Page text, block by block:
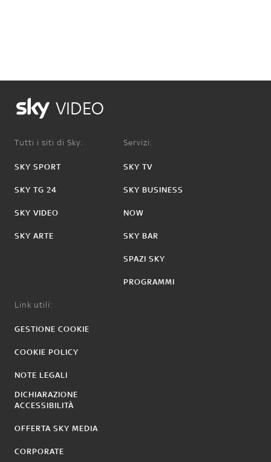
VIDEO
Tutti i siti di Sky:
SKY SPORT
SKY TG 24
SKY VIDEO
SKY ARTE
Servizi:
SKY TV
SKY BUSINESS
NOW
SKY BAR
SPAZI SKY
PROGRAMMI
Link utili:
GESTIONE COOKIE
COOKIE POLICY
NOTE LEGALI
DICHIARAZIONE
ACCESSIBILITÀ
OFFERTA SKY MEDIA
CORPORATE